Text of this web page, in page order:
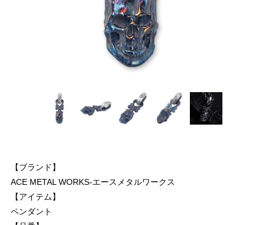
【ブランド】
ACE METAL WORKS-エースメタルワークス
【アイテム】
ペンダント